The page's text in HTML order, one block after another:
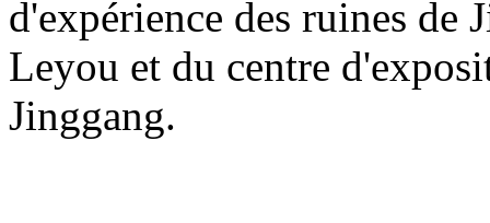
d'expérience des ruines de
Leyou et du centre
Jinggang.